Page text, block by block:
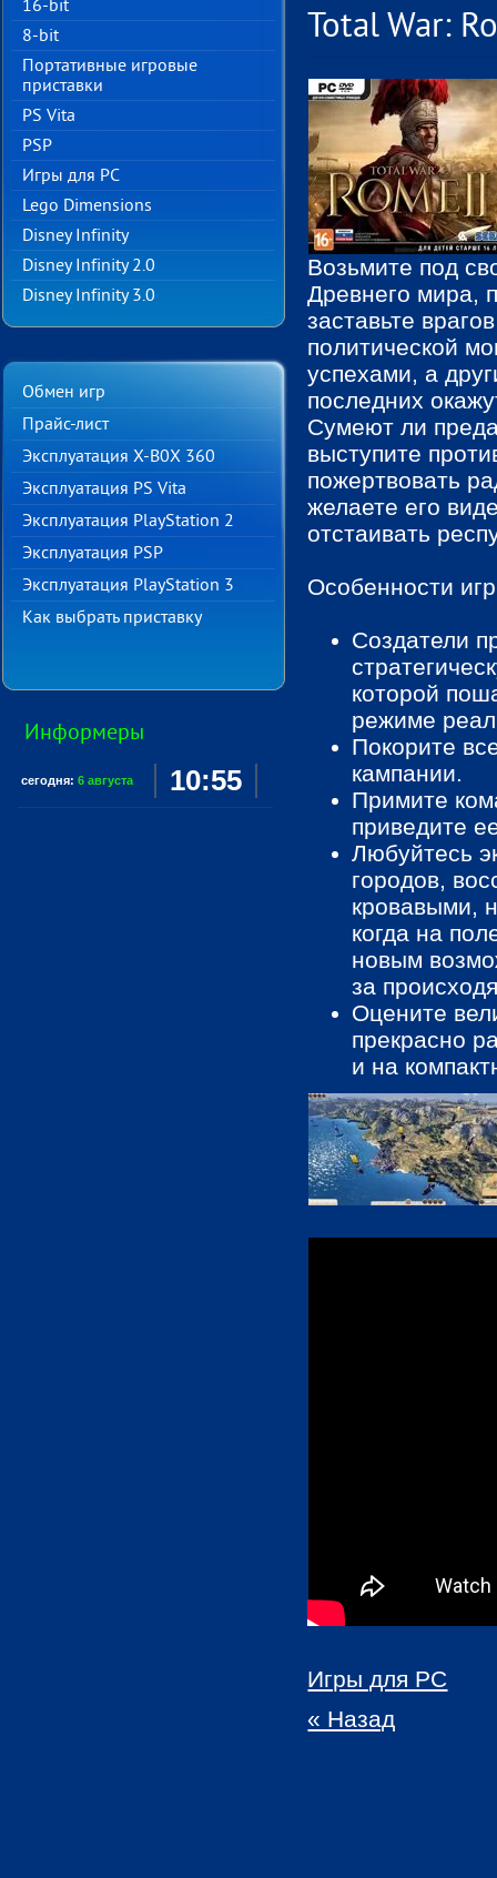
16-bit
8-bit
Портативные игровые
приставки
PS Vita
PSP
Игры для PC
Lego Dimensions
Disney Infinity
Disney Infinity 2.0
Disney Infinity 3.0
Обмен игр
Прайс-лист
Эксплуатация X-B0X 360
Эксплуатация PS Vita
Эксплуатация PlayStation 2
Эксплуатация PSP
Эксплуатация PlayStation 3
Как выбрать приставку
Информеры
сегодня:6 августа 10:55
Total War:
Возьмите под
Древнего мира,
заставьте
политической
успехами, а
последних
Сумеют ли
выступите
пожертвовать
желаете его
отстаивать
Особенности
Создатели
которой
режиме
Покорите
кампании.
Примите
приведите
Любуйтесь
городов,
кровавыми,
когда на
новым
за
Оцените
прекрасно
и на
Игры для PC
« Назад